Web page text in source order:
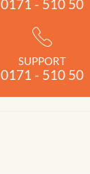
0171 - 510 50
SUPPORT
0171 - 510 50